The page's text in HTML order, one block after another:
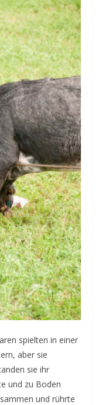
spielten in einer
aber sie
sie ihr
und zu Boden
und rührte